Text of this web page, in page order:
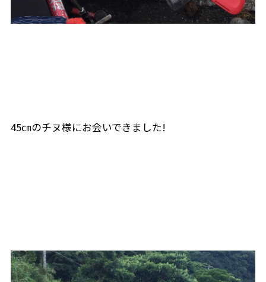
45㎝のチヌ様にお会いできました!